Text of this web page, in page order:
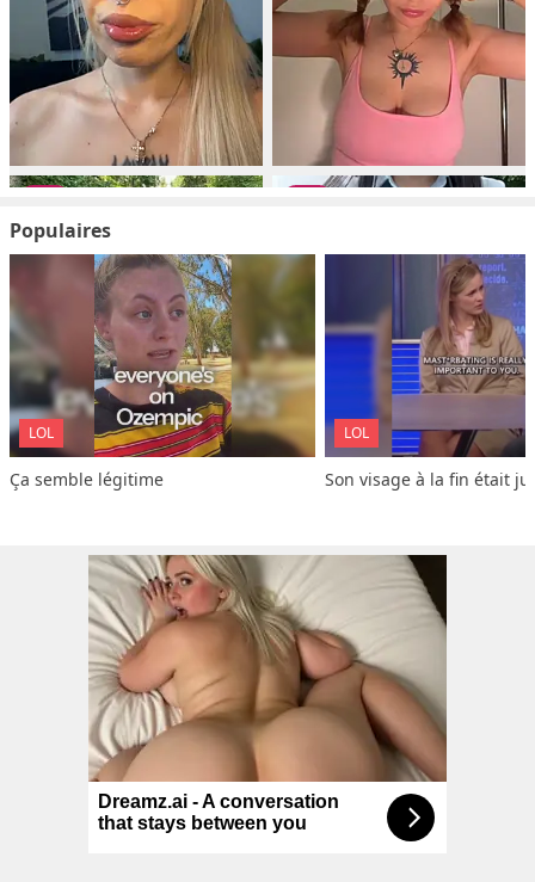
Populaires
LOL
Ça semble légitime
LOL
Son visage à la fin était